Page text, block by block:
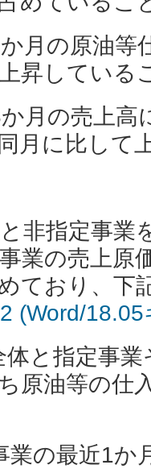
油等仕
昇している
売上高に
月に比して
非指定事業
業の売上原
ており、下
(Word/
定事業そ
原油等の仕
近1か月